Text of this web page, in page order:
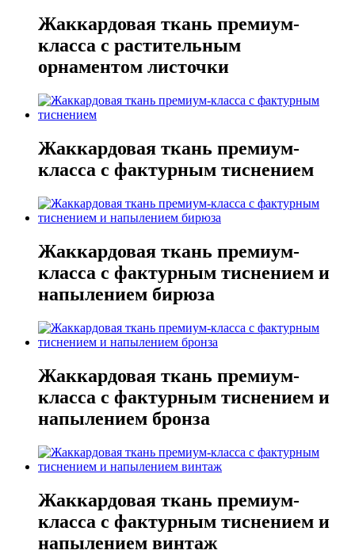
Жаккардовая ткань премиум-
класса с растительным
орнаментом листочки
Жаккардовая ткань премиум-
класса с фактурным тиснением
Жаккардовая ткань премиум-
класса с фактурным тиснением и
напылением бирюза
Жаккардовая ткань премиум-
класса с фактурным тиснением и
напылением бронза
Жаккардовая ткань премиум-
класса с фактурным тиснением и
напылением винтаж